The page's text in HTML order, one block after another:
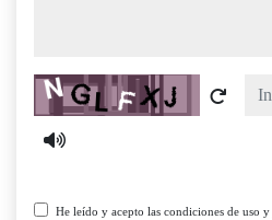
Captcha
He leído y acepto las condiciones de uso y